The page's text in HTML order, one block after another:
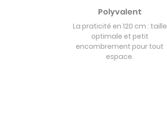
Polyvalent
La praticité en 120 cm : taille
optimale et petit
encombrement pour tout
espace.